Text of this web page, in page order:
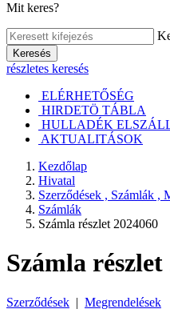
Mit keres?
Keresés
részletes keresés
ELÉRHETŐSÉG
HIRDETÖ TÁBLA
HULLADÉK
AKTUALITÁSOK
Kezdőlap
Hivatal
Szerződések , Számlák ,
Számlák
Számla részlet 2024060
Számla részlet
Szerződések | Megrendelések